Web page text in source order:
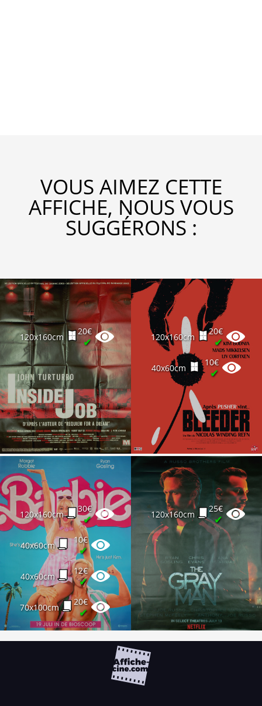
VOUS AIMEZ CETTE
AFFICHE, NOUS VOUS
SUGGÉRONS :
120x160cm
20€
✔ 120x160cm
20€
✔
40x60cm
10€
✔
120x160cm
30€
✔
40x60cm
10€
✔
40x60cm
12€
✔
70x100cm
20€
✔
120x160cm
25€
✔